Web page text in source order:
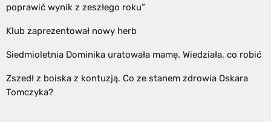
poprawić wynik z zeszłego roku”
Klub zaprezentował nowy herb
Siedmioletnia Dominika uratowała mamę. Wiedziała, co robić
Zszedł z boiska z kontuzją. Co ze stanem zdrowia Oskara
Tomczyka?